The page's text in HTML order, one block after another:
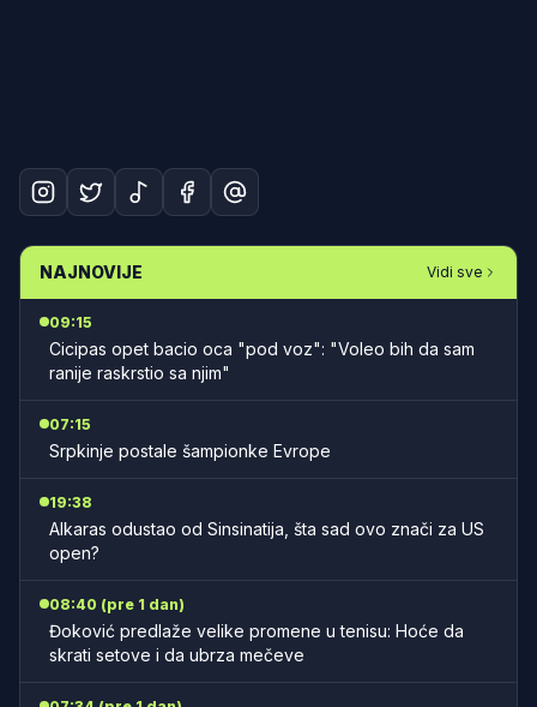
NAJNOVIJE Vidi sve
09:15
Cicipas opet bacio oca "pod voz": "Voleo bih da sam
ranije raskrstio sa njim"
07:15
Srpkinje postale šampionke Evrope
19:38
Alkaras odustao od Sinsinatija, šta sad ovo znači za US
open?
08:40 (pre 1 dan)
Đoković predlaže velike promene u tenisu: Hoće da
skrati setove i da ubrza mečeve